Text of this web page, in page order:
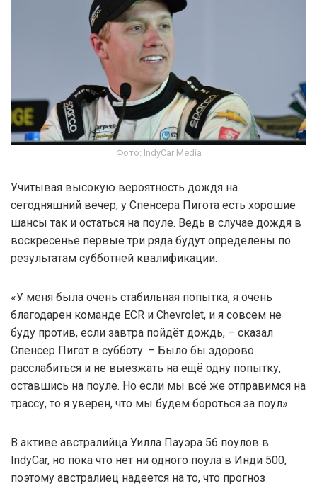
Фото: IndyCar Media
Учитывая высокую вероятность дождя на
сегодняшний вечер, у Спенсера Пигота есть хорошие
шансы так и остаться на поуле. Ведь в случае дождя в
воскресенье первые три ряда будут определены по
результатам субботней квалификации.
«У меня была очень стабильная попытка, я очень
благодарен команде ECR и Chevrolet, и я совсем не
буду против, если завтра пойдёт дождь, – сказал
Спенсер Пигот в субботу. – Было бы здорово
расслабиться и не выезжать на ещё одну попытку,
оставшись на поуле. Но если мы всё же отправимся на
трассу, то я уверен, что мы будем бороться за поул».
В активе австралийца Уилла Пауэра 56 поулов в
IndyCar, но пока что нет ни одного поула в Инди 500,
поэтому австралиец надеется на то, что прогноз